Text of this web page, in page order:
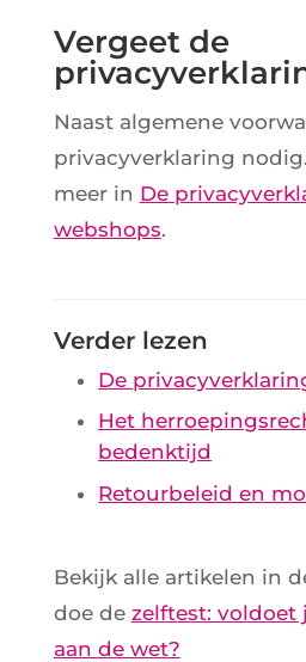
Vergeet de
Naast algemene
privacyverklaring
meer in De
webshops.
Verder lezen
De
Het
bedenktijd
Retourbeleid en
Bekijk alle artikelen in
doe de zelftest: voldoet
aan de wet?